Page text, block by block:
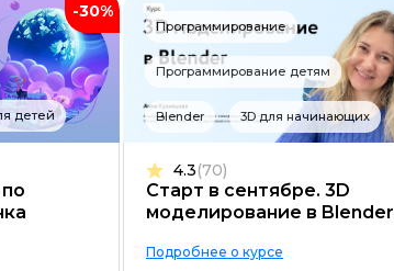
Python-разработка
Мобильная разработка
JavaScript-разработка
Frontend-разработка
Разработка игр
Системное администрирование
Java-разработка
-30%
детей
Программирование
Программирование детям
Blender 3D для начинающих
Старт в сентябре. 3D
моделирование в Blender
4.3(70)
Подробнее о курсе